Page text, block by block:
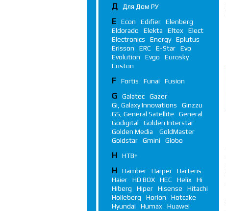
Д Для Дом РУ
E Econ Edifier
Elenberg
Eldorado
Elekta Eltex
Elect
Electronics
Energy
Eplutus
Erisson
ERC E-Star
Evo
Evolution
Evgo
Eurosky
Euston
F Fortis Funai Fusion
G Galatec
Gazer
Gi, Galaxy Innovations
Ginzzu
GS, General Satellite
General
Godigital
Golden Interstar
Golden Media
GoldMaster
Goldstar
Gmini Globo
Н НТВ+
H Hamber Harper
Hartens
Haier
HD BOX HEC Helix
Hi
Hiberg
Hiper Hisense
Hitachi
Holleberg
Horion
Hotcake
Hyundai
Humax Huawei